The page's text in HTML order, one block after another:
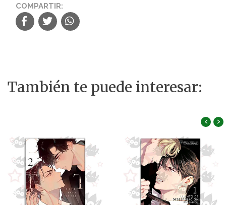
COMPARTIR:
También te puede interesar:
‹ ›